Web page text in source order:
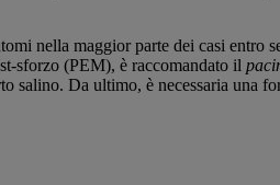
nella maggior parte dei casi entro
sforzo (PEM), è raccomandato il
salino. Da ultimo, è necessaria una